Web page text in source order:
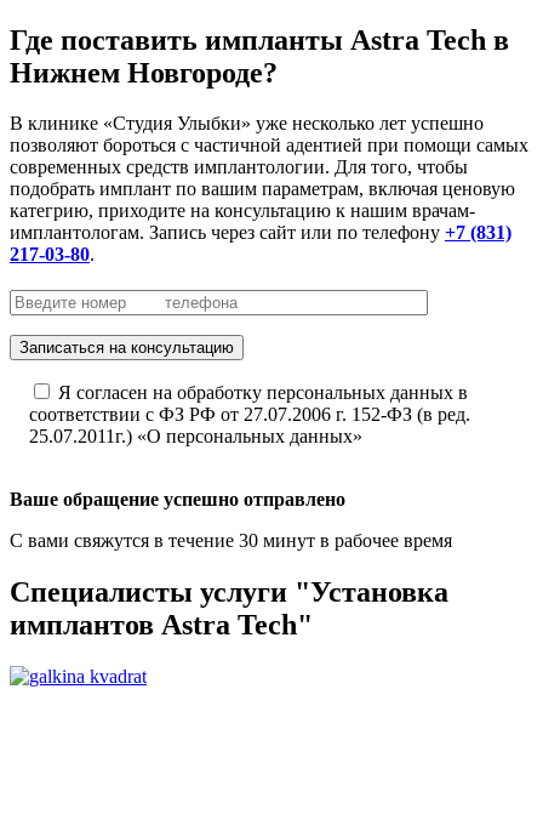
Где поставить импланты Astra Tech в
Нижнем Новгороде?
В клинике «Студия Улыбки» уже несколько лет успешно
позволяют бороться с частичной адентией при помощи самых
современных средств имплантологии. Для того, чтобы
подобрать имплант по вашим параметрам, включая ценовую
категрию, приходите на консультацию к нашим врачам-
имплантологам. Запись через сайт или по телефону +7 (831)
217-03-80.
Записаться на консультацию
Я согласен на обработку персональных данных в
соответствии с ФЗ РФ от 27.07.2006 г. 152-ФЗ (в ред.
25.07.2011г.) «О персональных данных»
Ваше обращение успешно отправлено
С вами свяжутся в течение 30 минут в рабочее время
Специалисты услуги "Установка
имплантов Astra Tech"